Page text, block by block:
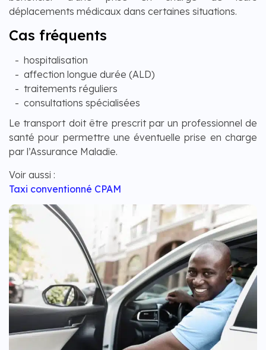
déplacements médicaux dans certaines situations.
Cas fréquents
hospitalisation
affection longue durée (ALD)
traitements réguliers
consultations spécialisées
Le transport doit être prescrit par un professionnel de
santé pour permettre une éventuelle prise en charge
par l’Assurance Maladie.
Voir aussi :
Taxi conventionné CPAM